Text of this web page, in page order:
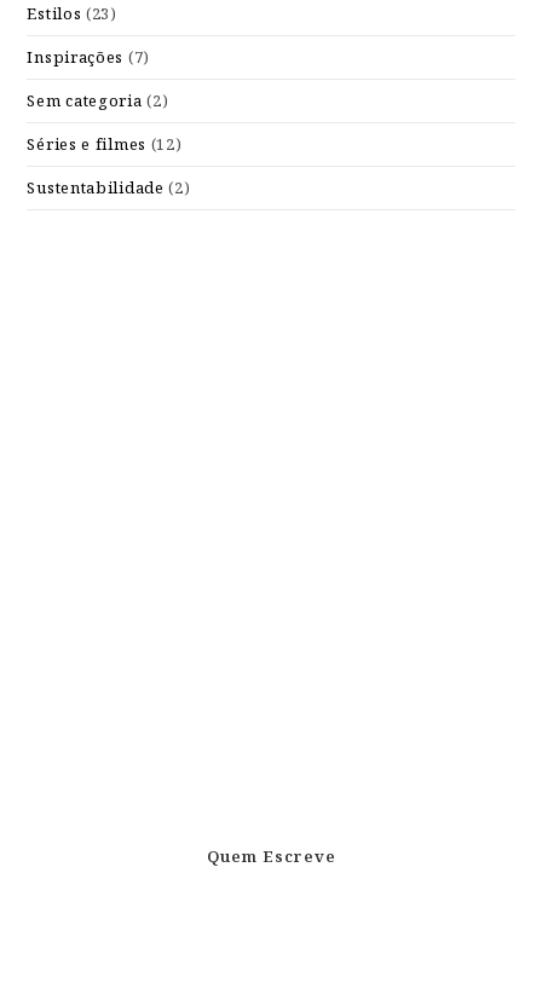
Estilos (23)
Inspirações (7)
Sem categoria (2)
Séries e filmes (12)
Sustentabilidade (2)
Quem Escreve